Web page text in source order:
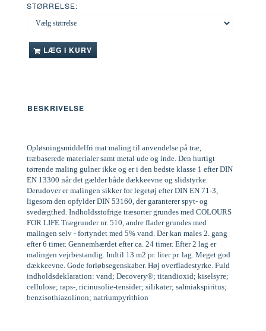
STØRRELSE:
LÆG I KURV
BESKRIVELSE
Opløsningsmiddelfri mat maling til anvendelse på træ,
træbaserede materialer samt metal ude og inde. Den hurtigt
tørrende maling gulner ikke og er i den bedste klasse 1 efter DIN
EN 13300 når det gælder både dækkeevne og slidstyrke.
Derudover er malingen sikker for legetøj efter DIN EN 71-3,
ligesom den opfylder DIN 53160, der garanterer spyt- og
svedægthed. Indholdsstofrige træsorter grundes med COLOURS
FOR LIFE Trægrunder nr. 510, andre flader grundes med
malingen selv - fortyndet med 5% vand. Der kan males 2. gang
efter 6 timer. Gennemhærdet efter ca. 24 timer. Efter 2 lag er
malingen vejrbestandig. Indtil 13 m2 pr. liter pr. lag. Meget god
dækkeevne. Gode forløbsegenskaber. Høj overfladestyrke. Fuld
indholdsdeklaration: vand; Decovery®; titandioxid; kiselsyre;
cellulose; raps-, ricinusolie-tensider; silikater; salmiakspiritus;
benzisothiazolinon; natriumpyrithion